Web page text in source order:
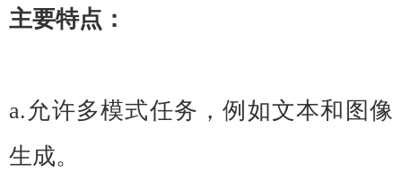
主要特点：
a.允许多模式任务，例如文本和图像
生成。